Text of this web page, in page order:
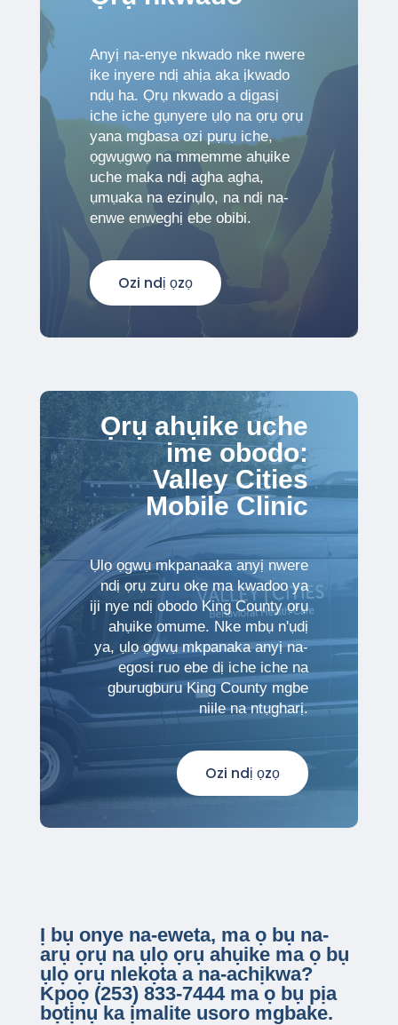
Anyị na-enye nkwado nke nwere
ike inyere ndị ahịa aka ịkwado
ndụ ha. Ọrụ nkwado a dịgasị
iche iche gụnyere ụlọ na ọrụ ọrụ
yana mgbasa ozi pụrụ iche,
ọgwụgwọ na mmemme ahụike
uche maka ndị agha agha,
ụmụaka na ezinụlọ, na ndị na-
enwe enweghị ebe obibi.
Ozi ndị ọzọ
Ọrụ ahụike uche
ime obodo:
Valley Cities
Mobile Clinic
Ụlọ ọgwụ mkpanaaka anyị nwere
ndị ọrụ zuru oke ma kwadoo ya
iji nye ndị obodo King County ọrụ
ahụike omume. Nke mbụ n'ụdị
ya, ụlọ ọgwụ mkpanaka anyị na-
egosi ruo ebe dị iche iche na
gburugburu King County mgbe
niile na ntụgharị.
Ozi ndị ọzọ
Ị bụ onye na-eweta, ma ọ bụ na-
arụ ọrụ na ụlọ ọrụ ahụike ma ọ bụ
ụlọ ọrụ nlekọta a na-achịkwa?
Kpọọ (253) 833-7444 ma ọ bụ pịa
bọtịnụ ka ịmalite usoro mgbake.